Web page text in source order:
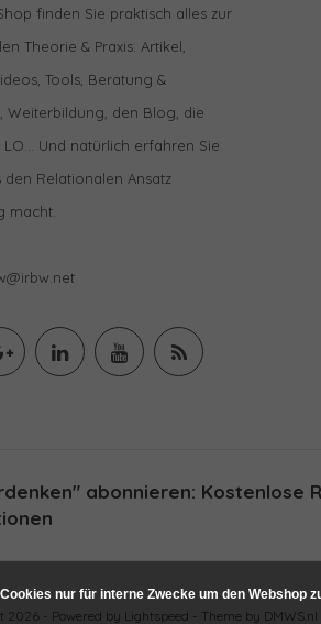
finden Sie praktisch alles zur
Theorie & Praxis: Artikel,
Tools, Beratung &
Weiterbildung, den Blog, die
LO… Und natürlich erfahren Sie
den Relationalen Ansatz
macht.
abonnieren: Kostenlose
2026 - Powered by Lightspeed - Theme by DMWS.nl
nur für interne Zwecke um den Webshop